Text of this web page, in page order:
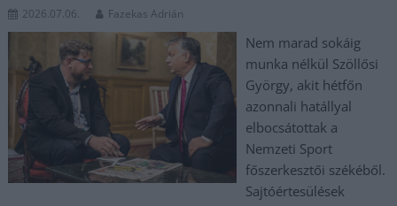
2026.07.06. Fazekas Adrián
Nem marad sokáig
munka nélkül Szöllősi
György, akit hétfőn
azonnali hatállyal
elbocsátottak a
Nemzeti Sport
főszerkesztői székéből.
Sajtóértesülések